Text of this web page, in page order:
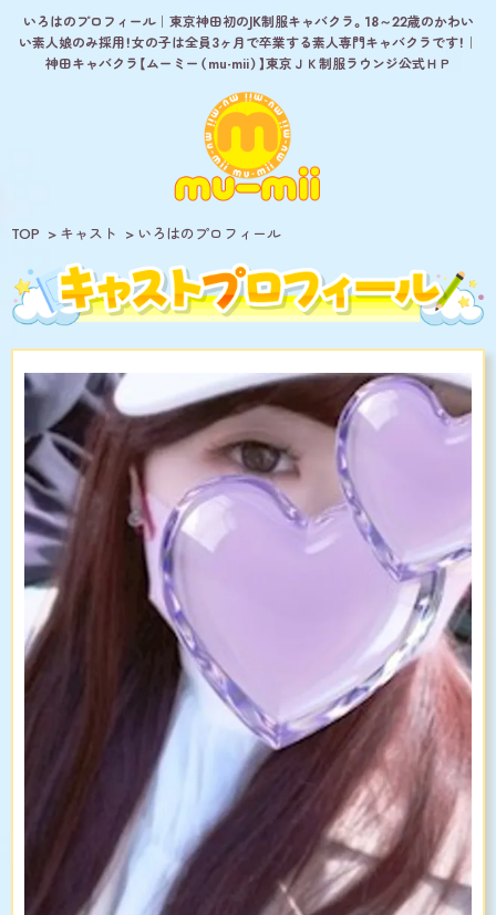
いろはのプロフィール｜東京神田初のJK制服キャバクラ。18～22歳のかわい
い素人娘のみ採用！女の子は全員3ヶ月で卒業する素人専門キャバクラです！｜
神田キャバクラ【ムーミー（mu-mii）】東京ＪＫ制服ラウンジ公式ＨＰ
TOP キャスト いろはのプロフィール